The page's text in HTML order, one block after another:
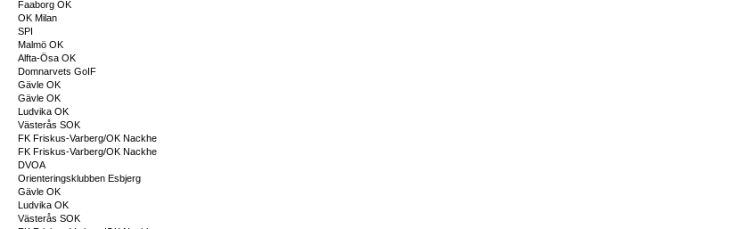
Faaborg OK
OK Milan
SPI
Malmö OK
Alfta-Ösa OK
Domnarvets GoIF
Gävle OK
Gävle OK
Ludvika OK
Västerås SOK
FK Friskus-Varberg/OK Nackhe
FK Friskus-Varberg/OK Nackhe
DVOA
Orienteringsklubben Esbjerg
Gävle OK
Ludvika OK
Västerås SOK